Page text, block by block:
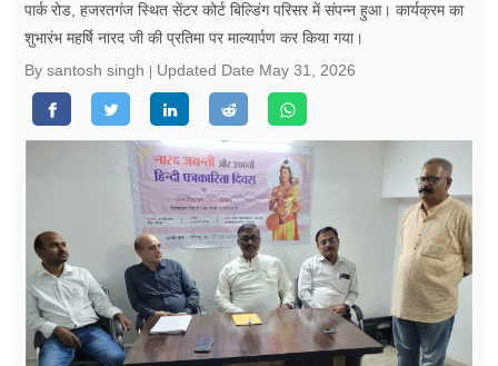
वीडियो
रिलेशनशिप
जीवन मंत्रा
सेहत
ब्‍यूटी
जॉब्स
पार्क रोड, हजरतगंज स्थित सेंटर कोर्ट बिल्डिंग परिसर में संपन्न हुआ। कार्यक्रम का
शुभारंभ महर्षि नारद जी की प्रतिमा पर माल्यार्पण कर किया गया।
By santosh singh
Updated Date May 31, 2026